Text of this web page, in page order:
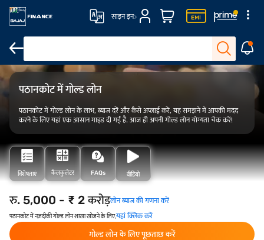
साइन इन
ओवरव्यू
पठानकोट में गोल्ड लोन
पठानकोट में गोल्ड लोन के लाभ, ब्याज दरें और कैसे अप्लाई करें, यह समझने में आपकी मदद
करने के लिए यहां एक आसान गाइड दी गई है. आज ही अपनी गोल्ड लोन योग्यता चेक करें!
विशेषताएं कैलकुलेटर FAQs वीडियो
रु. 5,000 - ₹ 2 करोड़लोन ब्याज की गणना करें
पठानकोट में नज़दीकी गोल्ड लोन शाखा खोजने के लिए,यहां क्लिक करें
गोल्ड लोन के लिए पूछताछ करें